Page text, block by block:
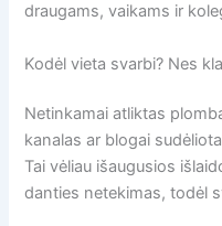
draugams, vaikams ir
Kodėl vieta svarbi? Nes
Netinkamai atliktas
kanalas ar blogai
Tai vėliau išaugusios
danties netekimas, todėl